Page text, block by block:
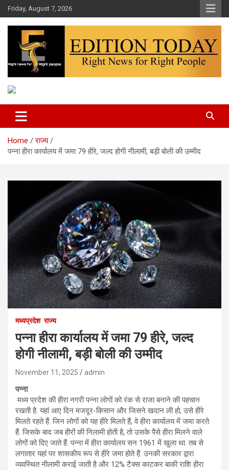
Skip
to
content
Friday, August 7, 2026
Edition Today
Home
राज्य
पन्ना हीरा कार्यालय में जमा 79 हीरे, जल्द होगी नीलामी, बड़ी बोली की उम्मीद
मध्यप्रदेश राज्य
पन्ना हीरा कार्यालय में जमा 79 हीरे, जल्द
होगी नीलामी, बड़ी बोली की उम्मीद
November 11, 2025 admin
पन्ना
मध्य प्रदेश की हीरा नगरी पन्ना लोगों को रंक से राजा बनाने की पहचान
रखती है. यहां आए दिन मजदूर-किसान और जिसने खदान ली हो, उसे हीरे
मिलते रहते हैं. जिन लोगों को यह हीरे मिलते हैं, वे हीरा कार्यालय में जमा करते
हैं. जिसके बाद जब हीरों की निलामी होती है, तो उसके पैसे हीरा मिलने वाले
लोगों को दिए जाते हैं. पन्ना में हीरा कार्यालय सन 1961 में खुला था. तब से
लगातार यहां पर शासकीय रूप से हीरे जमा होते हैं. उनकी सरकार द्वारा
व्यवस्थित नीलामी कराई जाती है और 12% टैक्स काटकर बाकी राशि हीरा